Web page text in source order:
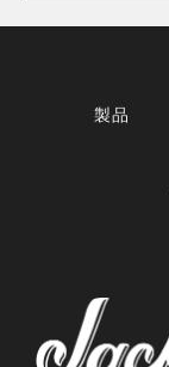
製品